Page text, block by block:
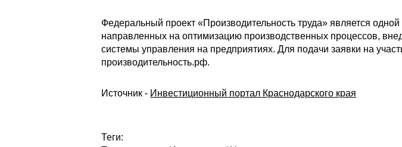
Федеральный проект «Производительность труда» является
направленных на оптимизацию производственных процессов,
системы управления на предприятиях. Для подачи заявки на
производительность.рф.
Источник - Инвестиционный портал Краснодарского края
Теги: